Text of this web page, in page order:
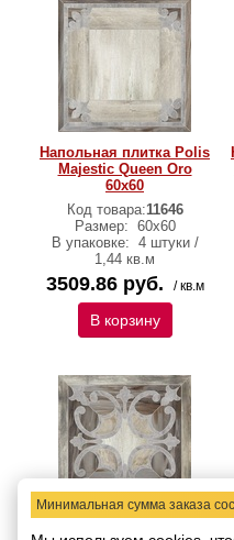
Напольная плитка Polis
Majestic Queen Oro
60х60
Код товара:11646
Размер: 60х60
В упаковке: 4 штуки /
1,44 кв.м
3509.86 руб. / кв.м
В корзину
Минимальная сумма заказа